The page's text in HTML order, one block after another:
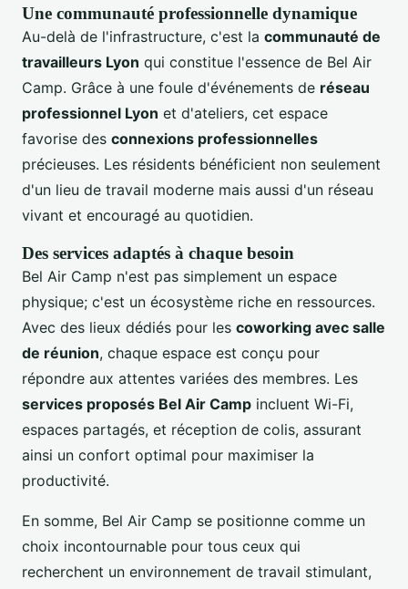
Une communauté professionnelle dynamique
Au-delà de l'infrastructure, c'est la communauté de
travailleurs Lyon qui constitue l'essence de Bel Air
Camp. Grâce à une foule d'événements de réseau
professionnel Lyon et d'ateliers, cet espace
favorise des connexions professionnelles
précieuses. Les résidents bénéficient non seulement
d'un lieu de travail moderne mais aussi d'un réseau
vivant et encouragé au quotidien.
Des services adaptés à chaque besoin
Bel Air Camp n'est pas simplement un espace
physique; c'est un écosystème riche en ressources.
Avec des lieux dédiés pour les coworking avec salle
de réunion, chaque espace est conçu pour
répondre aux attentes variées des membres. Les
services proposés Bel Air Camp incluent Wi-Fi,
espaces partagés, et réception de colis, assurant
ainsi un confort optimal pour maximiser la
productivité.
En somme, Bel Air Camp se positionne comme un
choix incontournable pour tous ceux qui
recherchent un environnement de travail stimulant,